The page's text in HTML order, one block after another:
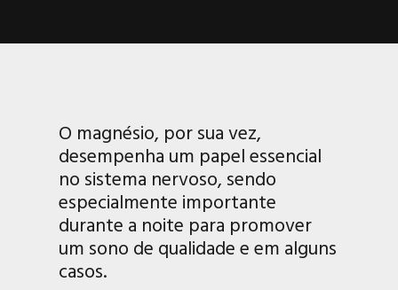
O magnésio, por sua vez,
desempenha um papel essencial
no sistema nervoso, sendo
especialmente importante
durante a noite para promover
um sono de qualidade e em alguns
casos.